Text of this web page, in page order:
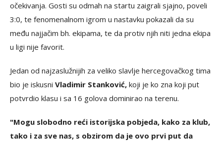
očekivanja. Gosti su odmah na startu zaigrali sjajno, poveli
3:0, te fenomenalnom igrom u nastavku pokazali da su
među najjačim bh. ekipama, te da protiv njih niti jedna ekipa
u ligi nije favorit.
Jedan od najzaslužnijih za veliko slavlje hercegovačkog tima
bio je iskusni Vladimir Stanković, koji je ko zna koji put
potvrdio klasu i sa 16 golova dominirao na terenu.
"Mogu slobodno reći istorijska pobjeda, kako za klub,
tako i za sve nas, s obzirom da je ovo prvi put da